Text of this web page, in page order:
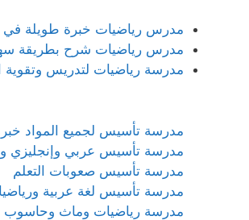
مدرس رياضيات خبرة طويلة في
مدرس رياضيات شرح بطريقة
مدرسة رياضيات لتدريس وتقوية
مدرسة تأسيس لجميع المواد
مدرسة تأسيس عربي وإنجليزي
مدرسة تأسيس صعوبات التعلم
مدرسة تأسيس لغة عربية